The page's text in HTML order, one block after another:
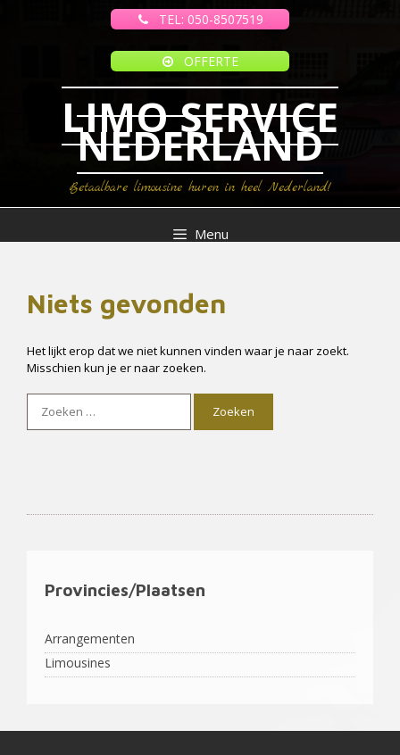
TEL: 050-8507519
OFFERTE
LIMO SERVICE
NEDERLAND
Betaalbare limousine huren in heel Nederland!
Menu
Niets gevonden
Het lijkt erop dat we niet kunnen vinden waar je naar zoekt.
Misschien kun je er naar zoeken.
naar:
Provincies/Plaatsen
Arrangementen
Limousines